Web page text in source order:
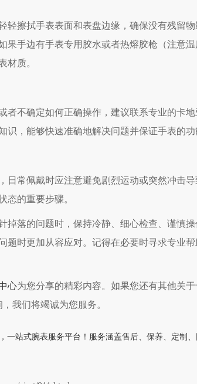
擦拭手表表面和表盘边缘，确保没有残留物
果手边有手表专用胶水或者热熔胶枪（注意
材质。
不确定如何正确操作，建议联系专业的卡地
识，能够快速准确地解决问题并保证手表的功
常佩戴时应注意避免剧烈运动或突然冲击导
态的重要步骤。
落的问题时，保持冷静、细心检查、谨慎操
题时更加从容应对。记得在必要时寻求专业
心为您分享的精彩内容。如果您还有其他关
我们将竭诚为您服务。